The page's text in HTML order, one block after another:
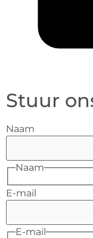
Stuur
Naam
Naam
E-mail
E-mail